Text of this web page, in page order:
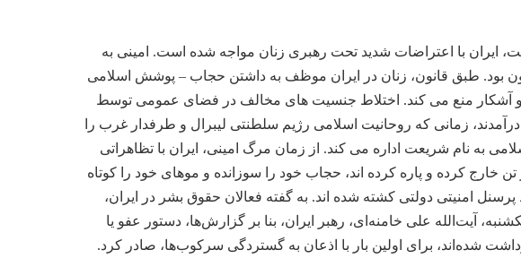
اخلاق ایران جان باخت، ایران با اعتراضات شدید تحت رهبری زنان مواجه شده است. امینی به
بود. طبق قانون، زنان در ایران موظف به داشتن حجاب – پوشش اسلامی
آشکار منع می کند. اختلاط جنسیت های مخالف در فضای عمومی توسط
شود. چنین قوانینی در ایران پس از انقلاب اسلامی 1979 به اجرا درآمدند، زمانی که روحانیت اسلامی رژیم سلطنتی لیبرال و طرفدار غرب را
به نام شریعت اداره می کند. از زمان مرگ امینی، ایران با تظاهراتی
کرده و پاره کرده اند، حجاب خود را سوزانده و موهای خود را کوتاه
به شدت با اعتراضات برخورد کرده و حداقل 527 نفر توسط پرسنل امنیتی دولتی کشته شده اند. به گفته فعالان حقوق بشر در ایران،
روز یکشنبه، آیت‌الله علی خامنه‌ای، رهبر ایران، بنا بر گزارش‌ها، دستور عفو یا
شده‌اند، برای اولین بار با اذعان به گستردگی سرکوب‌ها، صادر کرد.